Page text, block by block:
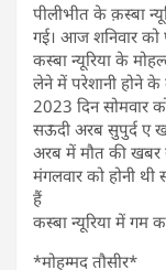
पीलीभीत के क़स्बा
गई। आज शनिवार को
कस्बा न्यूरिया के
लेने में परेशानी होने
2023 दिन सोमवार
सऊदी अरब सुपुर्द ए
अरब में मौत की खबर
मंगलवार को होनी
हैं
कस्बा न्यूरिया में गम
*मोहम्मद तौसीर*